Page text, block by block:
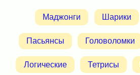
Маджонги Шарики
Пасьянсы Головоломки
Логические Тетрисы